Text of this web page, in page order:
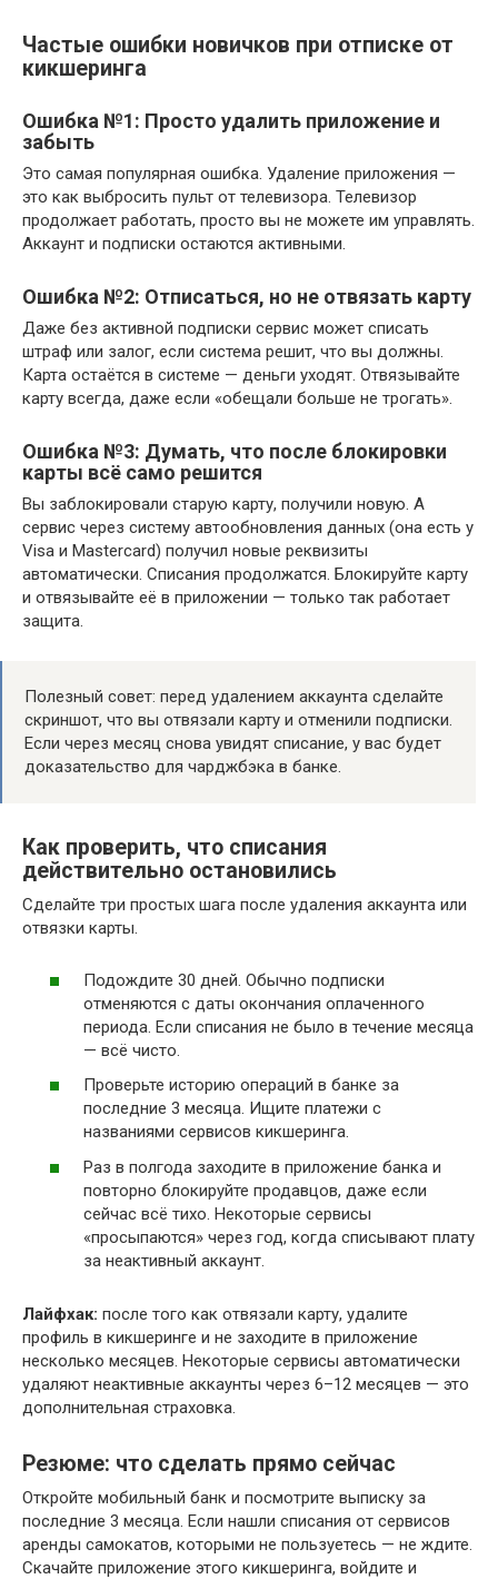
Частые ошибки новичков при отписке от
кикшеринга
Ошибка №1: Просто удалить приложение и
забыть
Это самая популярная ошибка. Удаление приложения —
это как выбросить пульт от телевизора. Телевизор
продолжает работать, просто вы не можете им управлять.
Аккаунт и подписки остаются активными.
Ошибка №2: Отписаться, но не отвязать карту
Даже без активной подписки сервис может списать
штраф или залог, если система решит, что вы должны.
Карта остаётся в системе — деньги уходят. Отвязывайте
карту всегда, даже если «обещали больше не трогать».
Ошибка №3: Думать, что после блокировки
карты всё само решится
Вы заблокировали старую карту, получили новую. А
сервис через систему автообновления данных (она есть у
Visa и Mastercard) получил новые реквизиты
автоматически. Списания продолжатся. Блокируйте карту
и отвязывайте её в приложении — только так работает
защита.
Полезный совет: перед удалением аккаунта сделайте
скриншот, что вы отвязали карту и отменили подписки.
Если через месяц снова увидят списание, у вас будет
доказательство для чарджбэка в банке.
Как проверить, что списания
действительно остановились
Сделайте три простых шага после удаления аккаунта или
отвязки карты.
Подождите 30 дней. Обычно подписки
отменяются с даты окончания оплаченного
периода. Если списания не было в течение месяца
— всё чисто.
Проверьте историю операций в банке за
последние 3 месяца. Ищите платежи с
названиями сервисов кикшеринга.
Раз в полгода заходите в приложение банка и
повторно блокируйте продавцов, даже если
сейчас всё тихо. Некоторые сервисы
«просыпаются» через год, когда списывают плату
за неактивный аккаунт.
Лайфхак: после того как отвязали карту, удалите
профиль в кикшеринге и не заходите в приложение
несколько месяцев. Некоторые сервисы автоматически
удаляют неактивные аккаунты через 6–12 месяцев — это
дополнительная страховка.
Резюме: что сделать прямо сейчас
Откройте мобильный банк и посмотрите выписку за
последние 3 месяца. Если нашли списания от сервисов
аренды самокатов, которыми не пользуетесь — не ждите.
Скачайте приложение этого кикшеринга, войдите и